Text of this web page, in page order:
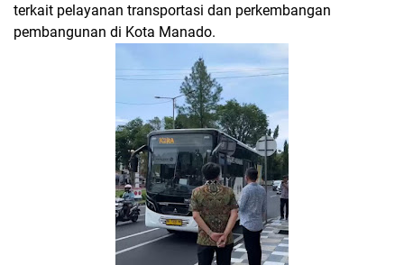
terkait pelayanan transportasi dan perkembangan
pembangunan di Kota Manado.